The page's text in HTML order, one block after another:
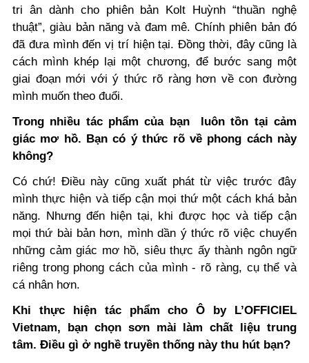
tri ân dành cho phiên bản Kolt Huỳnh “thuần nghệ
thuật”, giàu bản năng và đam mê. Chính phiên bản đó
đã đưa mình đến vị trí hiện tại. Đồng thời, đây cũng là
cách mình khép lại một chương, để bước sang một
giai đoạn mới với ý thức rõ ràng hơn về con đường
mình muốn theo đuổi.
Trong nhiều tác phẩm của bạn luôn tồn tại cảm
giác mơ hồ. Bạn có ý thức rõ về phong cách này
không?
Có chứ! Điều này cũng xuất phát từ việc trước đây
mình thực hiện và tiếp cận mọi thứ một cách khá bản
năng. Nhưng đến hiện tại, khi được học và tiếp cận
mọi thứ bài bản hơn, mình dần ý thức rõ việc chuyển
những cảm giác mơ hồ, siêu thực ấy thành ngôn ngữ
riêng trong phong cách của mình - rõ ràng, cụ thể và
cá nhân hơn.
Khi thực hiện tác phẩm cho Ô by L’OFFICIEL
Vietnam, bạn chọn sơn mài làm chất liệu trung
tâm. Điều gì ở nghề truyền thống này thu hút bạn?